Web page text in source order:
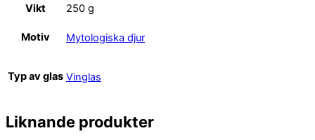
Vikt 250 g
Motiv Mytologiska djur
Typ av glas Vinglas
Liknande produkter